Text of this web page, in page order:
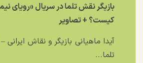
بازیگر نقش تلما در سریال «رویای
کیست؟ + تصاویر
آیدا ماهیانی بازیگر و نقاش ایرانی
تلما...